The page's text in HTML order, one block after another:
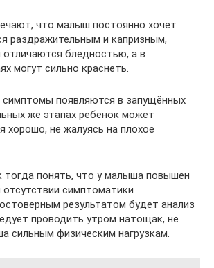
что малыш постоянно хочет
раздражительным и капризным,
бледностью, а в
могут сильно краснеть.
симптомы появляются в запущённых
же этапах ребёнок может
хорошо, не жалуясь на плохое
тогда понять, что у малыша повышен
симптоматики
результатом будет анализ
проводить утром натощак, не
сильным физическим нагрузкам.